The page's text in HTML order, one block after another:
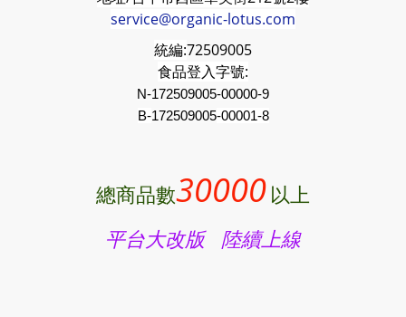
service@organic-lotus.com
統編:72509005
食品登入字號:
N-172509005-00000-9
B-172509005-00001-8
總商品數30000 以上
平台大改版 陸續上線